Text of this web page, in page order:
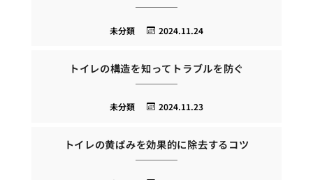
2024.11.24
未分類
トイレの構造を知ってトラブルを防ぐ
2024.11.23
未分類
トイレの黄ばみを効果的に除去するコツ